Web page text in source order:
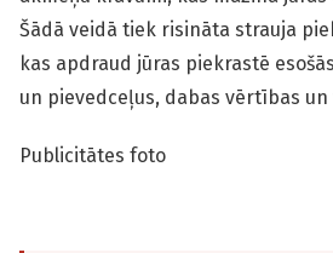
Šādā veidā tiek risināta strauja
kas apdraud jūras piekrastē
un pievedceļus, dabas vērtības
Publicitātes foto